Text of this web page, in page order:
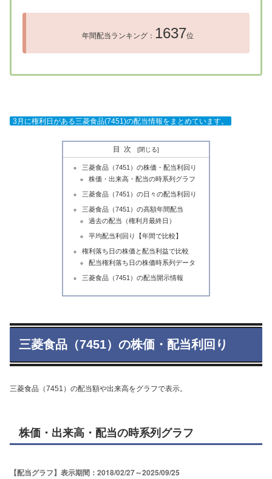
年間配当ランキング： 1637位
3月に権利日がある三菱食品(7451)の配当情報をまとめています。
目次
三菱食品（7451）の株価・配当利回り
株価・出来高・配当の時系列グラフ
三菱食品（7451）の日々の配当利回り
三菱食品（7451）の高額年間配当
過去の配当（権利月最終日）
平均配当利回り【年間で比較】
権利落ち日の株価と配当利益で比較
配当権利落ち日の株価時系列データ
三菱食品（7451）の配当開示情報
三菱食品（7451）の株価・配当利回り
三菱食品（7451）の配当額や出来高をグラフで表示。
株価・出来高・配当の時系列グラフ